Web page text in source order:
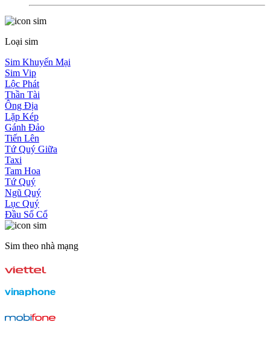
Loại sim
Sim Khuyến Mại
Sim Vip
Lộc Phát
Thần Tài
Ông Địa
Lặp Kép
Gánh Đảo
Tiến Lên
Tứ Quý Giữa
Taxi
Tam Hoa
Tứ Quý
Ngũ Quý
Lục Quý
Đầu Số Cổ
Sim theo nhà mạng